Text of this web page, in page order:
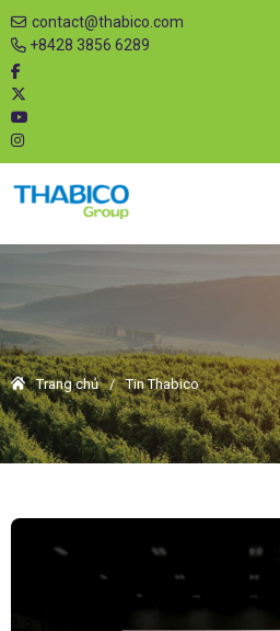
contact@thabico.com
+8428 3856 6289
Trang chủ Tin Thabico